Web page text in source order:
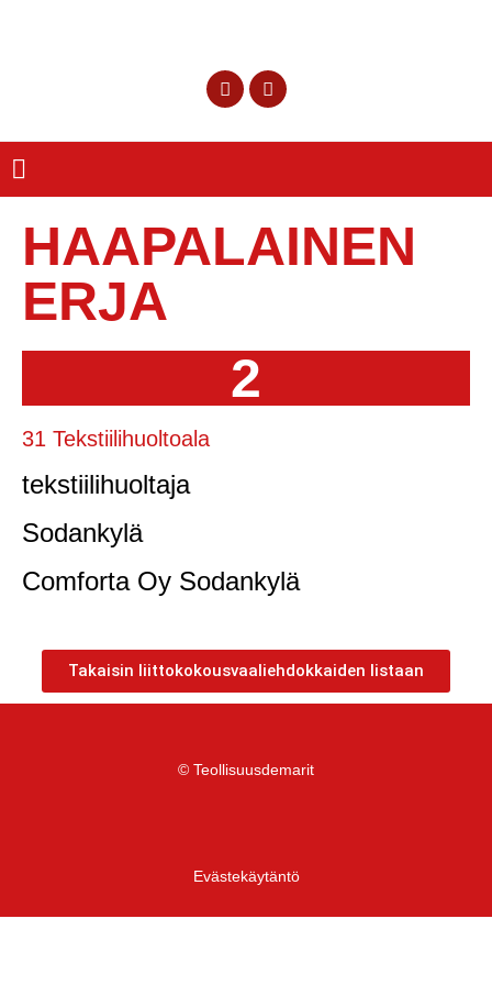
HAAPALAINEN
ERJA
2
31 Tekstiilihuoltoala
tekstiilihuoltaja
Sodankylä
Comforta Oy Sodankylä
Takaisin liittokokousvaaliehdokkaiden listaan
© Teollisuusdemarit
Evästekäytäntö